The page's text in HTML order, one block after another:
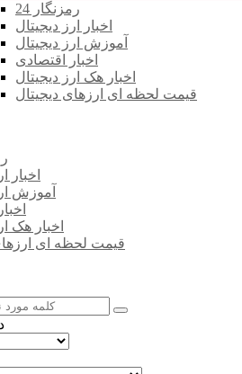
رمزنگار 24
اخبار ارز دیجیتال
آموزش ارز دیجیتال
اخبار اقتصادی
اخبار هک ارز دیجیتال
قیمت لحظه ای ارزهای دیجیتال
اخبار
آموزش
اخبار هک
قیمت لحظه ای